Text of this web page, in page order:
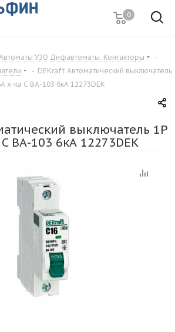
0
УЗО Дифавтоматы. Контакторы
-
- DEKraft Автоматический выключатель
х-ка C ВА-103 6кА 12273DEK
выключатель 1Р
ВА-103 6кА 12273DEK